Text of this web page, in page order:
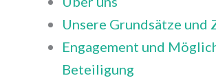
Unsere Grundsätze und
Engagement und
Beteiligung